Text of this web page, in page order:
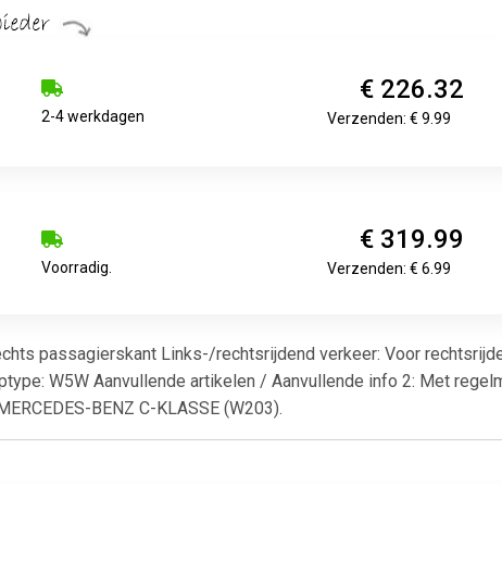
2-4 werkdagen
€ 226.32
Verzenden: € 9.99
Voorradig.
€ 319.99
Verzenden: € 6.99
passagierskant Links-/rechtsrijdend verkeer: Voor
W5W Aanvullende artikelen / Aanvullende info 2: Met
BENZ C-KLASSE (W203).